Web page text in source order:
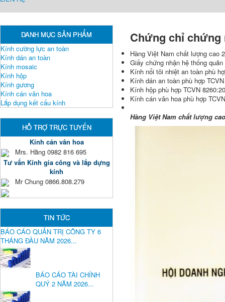
DANH MỤC SẢN PHẨM
Kính cường lực an toàn
Kính dán an toàn
Kính mosaic
Kính hộp
Kính gương
Kính cán vân hoa
Lắp dụng kết cấu kính
HỖ TRỢ TRỰC TUYẾN
Kính cán vân hoa
Mrs. Hằng 0982 816 695
Tư vấn Kính gia công và lắp dựng
kính
Mr Chung 0866.808.279
TIN TỨC
BÁO CÁO QUẢN TRỊ CÔNG TY 6
THÁNG ĐẦU NĂM 2026...
BÁO CÁO TÀI CHÍNH
QUÝ 2 NĂM 2026...
Chứng chỉ chứng
Hàng Việt Nam chất lượng cao
Giấy chứng nhận hệ thống
Kính nổi tôi nhiệt an toàn phù
Kính dán an toàn phù hợp
Kính hộp phù hợp TCVN
Kính cán vân hoa phù hợp
Hàng Việt Nam chất lượng